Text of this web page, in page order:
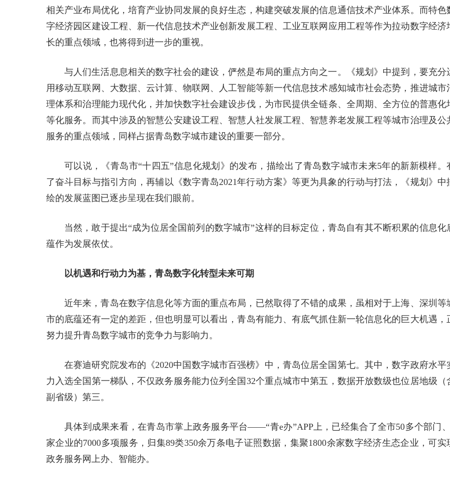
相关产业布局优化，培育产业协同发展的良好生态，构建突破发展的信息通信技术产业体系。而特色
字经济园区建设工程、新一代信息技术产业创新发展工程、工业互联网应用工程等作为拉动数字经济
长的重点领域，也将得到进一步的重视。
与人们生活息息相关的数字社会的建设，俨然是布局的重点方向之一。《规划》中提到，要充分
用移动互联网、大数据、云计算、物联网、人工智能等新一代信息技术感知城市社会态势，推进城市
理体系和治理能力现代化，并加快数字社会建设步伐，为市民提供全链条、全周期、全方位的普惠化
等化服务。而其中涉及的智慧公安建设工程、智慧人社发展工程、智慧养老发展工程等城市治理及公
服务的重点领域，同样占据青岛数字城市建设的重要一部分。
可以说，《青岛市“十四五”信息化规划》的发布，描绘出了青岛数字城市未来5年的新新模样。
了奋斗目标与指引方向，再辅以《数字青岛2021年行动方案》等更为具象的行动与打法，《规划》中
绘的发展蓝图已逐步呈现在我们眼前。
当然，敢于提出“成为位居全国前列的数字城市”这样的目标定位，青岛自有其不断积累的信息化
蕴作为发展依仗。
以机遇和行动力为基，青岛数字化转型未来可期
近年来，青岛在数字信息化等方面的重点布局，已然取得了不错的成果，虽相对于上海、深圳等
市的底蕴还有一定的差距，但也明显可以看出，青岛有能力、有底气抓住新一轮信息化的巨大机遇，
努力提升青岛数字城市的竞争力与影响力。
在赛迪研究院发布的《2020中国数字城市百强榜》中，青岛位居全国第七。其中，数字政府水平
力入选全国第一梯队，不仅政务服务能力位列全国32个重点城市中第五，数据开放数级也位居地级（
副省级）第三。
具体到成果来看，在青岛市掌上政务服务平台——“青e办”APP上，已经集合了全市50多个部门
家企业的7000多项服务，归集89类350余万条电子证照数据，集聚1800余家数字经济生态企业，可实
政务服务网上办、智能办。